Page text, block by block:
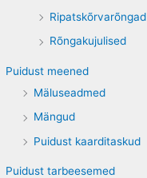
Ripatskõrvarõngad
Rõngakujulised
Puidust meened
Mäluseadmed
Mängud
Puidust kaarditaskud
Puidust tarbeesemed